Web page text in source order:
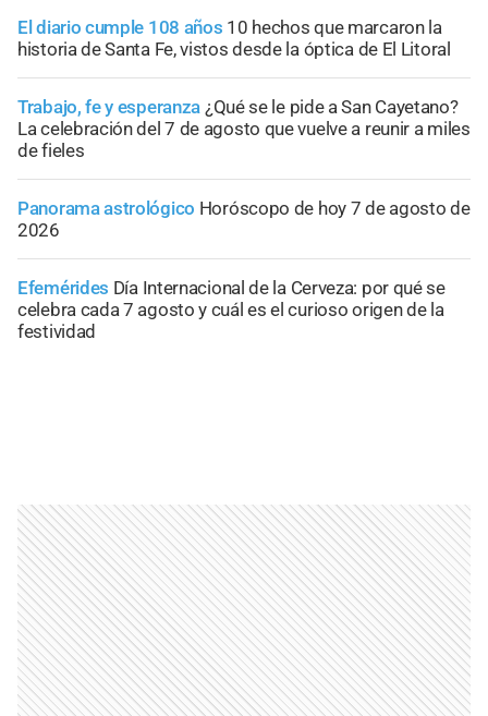
El diario cumple 108 años 10 hechos que marcaron la
historia de Santa Fe, vistos desde la óptica de El Litoral
Trabajo, fe y esperanza ¿Qué se le pide a San Cayetano?
La celebración del 7 de agosto que vuelve a reunir a miles
de fieles
Panorama astrológico Horóscopo de hoy 7 de agosto de
2026
Efemérides Día Internacional de la Cerveza: por qué se
celebra cada 7 agosto y cuál es el curioso origen de la
festividad